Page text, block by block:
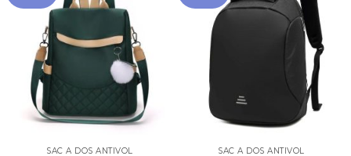
SAC A DOS ANTIVOL SAC A DOS ANTIVOL